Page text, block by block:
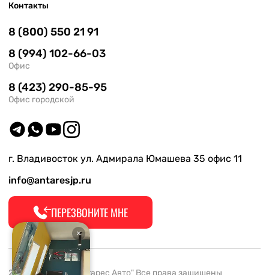
Контакты
8 (800) 550 21 91
8 (994) 102-66-03
Офис
8 (423) 290-85-95
Офис городской
г. Владивосток ул. Адмирала Юмашева 35 офис 11
info@antaresjp.ru
ПЕРЕЗВОНИТЕ МНЕ
2008-2026 ООО "Антарес Авто" Все права защищены